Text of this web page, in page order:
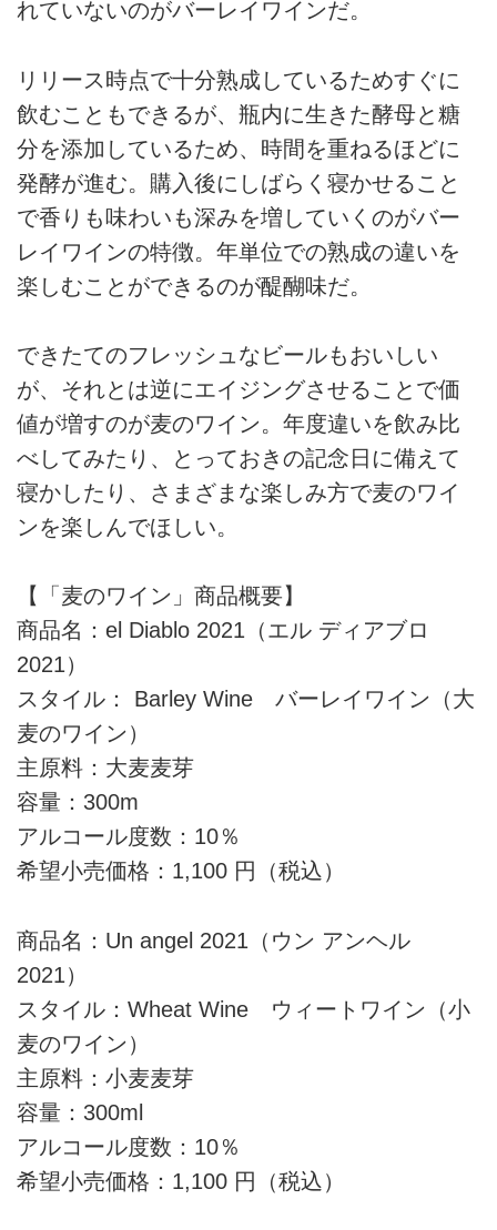
れていないのがバーレイワインだ。
リリース時点で十分熟成しているためすぐに
飲むこともできるが、瓶内に生きた酵母と糖
分を添加しているため、時間を重ねるほどに
発酵が進む。購入後にしばらく寝かせること
で香りも味わいも深みを増していくのがバー
レイワインの特徴。年単位での熟成の違いを
楽しむことができるのが醍醐味だ。
できたてのフレッシュなビールもおいしい
が、それとは逆にエイジングさせることで価
値が増すのが麦のワイン。年度違いを飲み比
べしてみたり、とっておきの記念日に備えて
寝かしたり、さまざまな楽しみ方で麦のワイ
ンを楽しんでほしい。
【「麦のワイン」商品概要】
商品名：el Diablo 2021（エル ディアブロ
2021）
スタイル： Barley Wine バーレイワイン（大
麦のワイン）
主原料：大麦麦芽
容量：300m
アルコール度数：10％
希望小売価格：1,100 円（税込）
商品名：Un angel 2021（ウン アンヘル
2021）
スタイル：Wheat Wine ウィートワイン（小
麦のワイン）
主原料：小麦麦芽
容量：300ml
アルコール度数：10％
希望小売価格：1,100 円（税込）